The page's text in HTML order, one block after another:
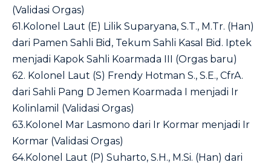
(Validasi Orgas)
61.Kolonel Laut (E) Lilik Suparyana, S.T., M.Tr. (Han)
dari Pamen Sahli Bid, Tekum Sahli Kasal Bid. Iptek
menjadi Kapok Sahli Koarmada III (Orgas baru)
62. Kolonel Laut (S) Frendy Hotman S., S.E., CfrA.
dari Sahli Pang D Jemen Koarmada I menjadi Ir
Kolinlamil (Validasi Orgas)
63.Kolonel Mar Lasmono dari Ir Kormar menjadi Ir
Kormar (Validasi Orgas)
64.Kolonel Laut (P) Suharto, S.H., M.Si. (Han) dari